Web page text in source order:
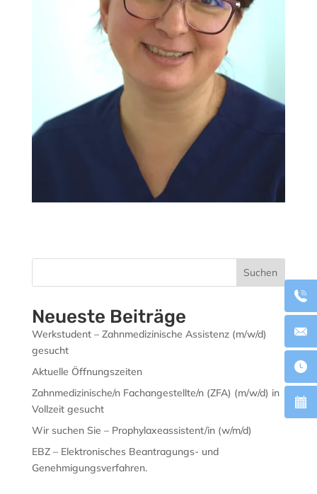
Suchen
Neueste Beiträge
Werkstudent – Zahnmedizinische Assistenz (m/w/d)
gesucht
Aktuelle Öffnungszeiten
Zahnmedizinische/n Fachangestellte/n (ZFA) (m/w/d) in
Vollzeit gesucht
Wir suchen Sie – Prophylaxeassistent/in (w/m/d)
EBZ – Elektronisches Beantragungs- und
Genehmigungsverfahren.